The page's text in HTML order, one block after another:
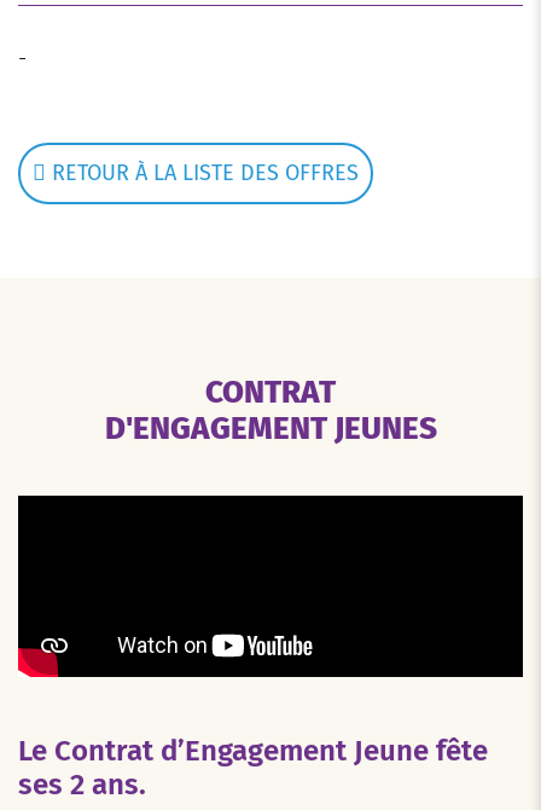
-
RETOUR À LA LISTE DES OFFRES
CONTRAT
D'ENGAGEMENT JEUNES
Le Contrat d’Engagement Jeune fête
ses 2 ans.